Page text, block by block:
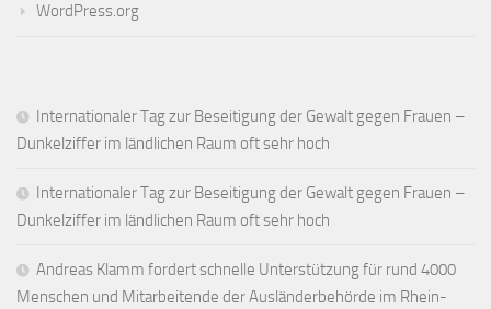
WordPress.org
Internationaler Tag zur Beseitigung der Gewalt gegen Frauen –
Dunkelziffer im ländlichen Raum oft sehr hoch
Internationaler Tag zur Beseitigung der Gewalt gegen Frauen –
Dunkelziffer im ländlichen Raum oft sehr hoch
Andreas Klamm fordert schnelle Unterstützung für rund 4000
Menschen und Mitarbeitende der Ausländerbehörde im Rhein-